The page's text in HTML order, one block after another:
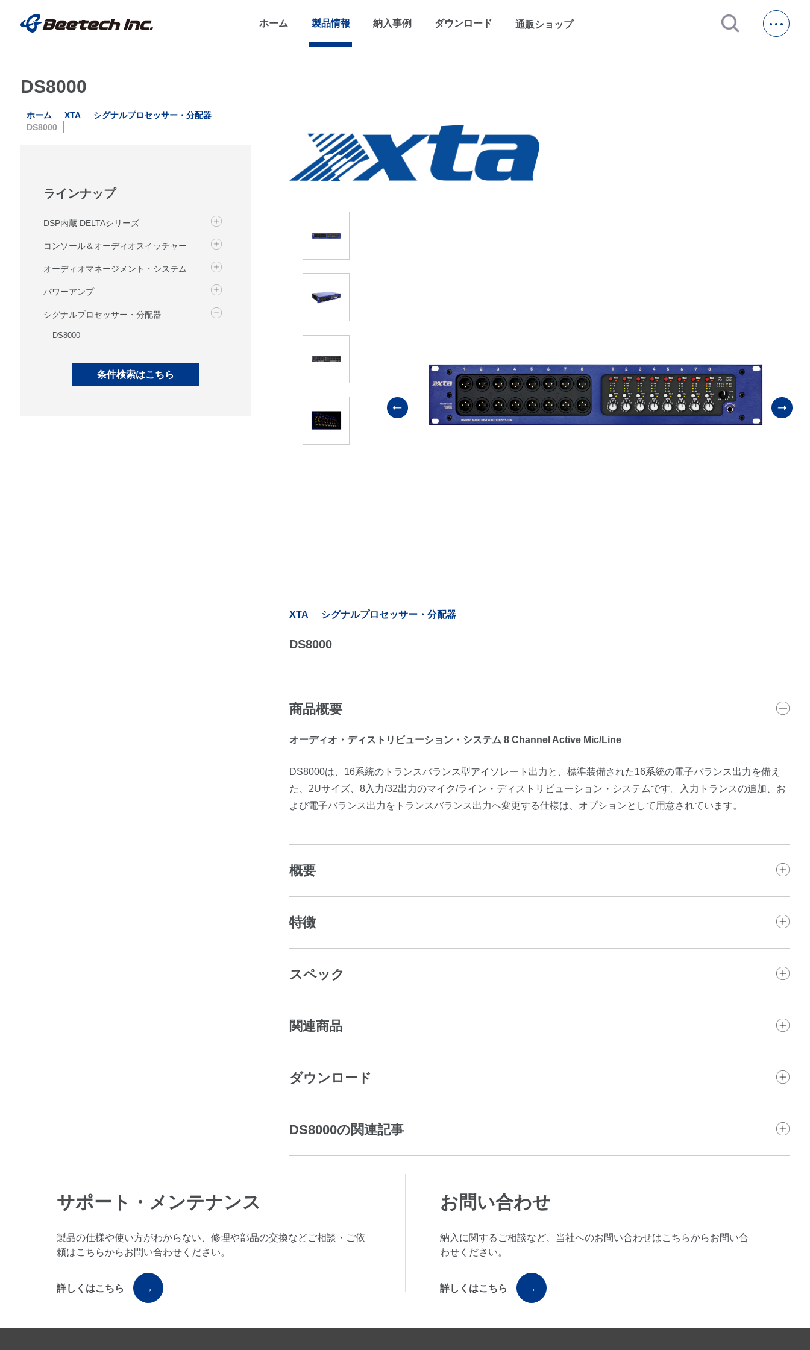
ホーム 製品情報 納入事例 ダウンロード 通販ショップopen_in_new
DS8000
ホーム XTA
シグナルプロセッサー・分配器
DS8000
ラインナップ
DSP内蔵 DELTAシリーズ
コンソール＆オーディオスイッチャー
オーディオマネージメント・システム
パワーアンプ
シグナルプロセッサー・分配器
DS8000
XTA シグナルプロセッサー・分配器
DS8000
商品概要
オーディオ・ディストリビューション・システム 8 Channel Active Mic/Line
DS8000は、16系統のトランスバランス型アイソレート出力と、標準装備された16系統の電子バランス出力を備え
た、2Uサイズ、8入力/32出力のマイク/ライン・ディストリビューション・システムです。入力トランスの追加、お
よび電子バランス出力をトランスバランス出力へ変更する仕様は、オプションとして用意されています。
概要
特徴
スペック
関連商品
ダウンロード
DS8000の関連記事
サポート・メンテナンス
製品の仕様や使い方がわからない、修理や部品の交換などご相談・ご依
頼はこちらからお問い合わせください。
詳しくはこちら →
お問い合わせ
納入に関するご相談など、当社へのお問い合わせはこちらからお問い合
わせください。
詳しくはこちら →